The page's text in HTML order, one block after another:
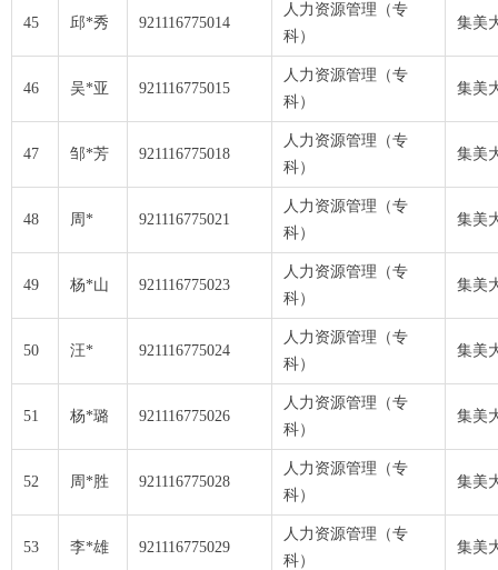
45 邱*秀 921116775014
人力资源管理（专
科）
集美
46 吴*亚 921116775015
人力资源管理（专
科）
集美
47 邹*芳 921116775018
人力资源管理（专
科）
集美
48 周* 921116775021
人力资源管理（专
科）
集美
49 杨*山 921116775023
人力资源管理（专
科）
集美
50 汪* 921116775024
人力资源管理（专
科）
集美
51 杨*璐 921116775026
人力资源管理（专
科）
集美
52 周*胜 921116775028
人力资源管理（专
科）
集美
53 李*雄 921116775029
人力资源管理（专
科）
集美